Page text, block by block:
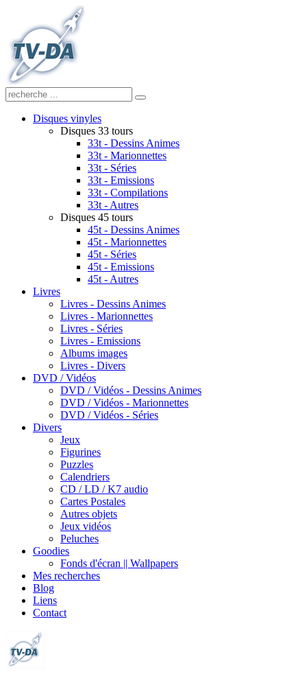
Disques vinyles
Disques 33 tours
33t - Dessins Animes
33t - Marionnettes
33t - Séries
33t - Emissions
33t - Compilations
33t - Autres
Disques 45 tours
45t - Dessins Animes
45t - Marionnettes
45t - Séries
45t - Emissions
45t - Autres
Livres
Livres - Dessins Animes
Livres - Marionnettes
Livres - Séries
Livres - Emissions
Albums images
Livres - Divers
DVD / Vidéos
DVD / Vidéos - Dessins Animes
DVD / Vidéos - Marionnettes
DVD / Vidéos - Séries
Divers
Jeux
Figurines
Puzzles
Calendriers
CD / LD / K7 audio
Cartes Postales
Autres objets
Jeux vidéos
Peluches
Goodies
Fonds d'écran || Wallpapers
Mes recherches
Blog
Liens
Contact